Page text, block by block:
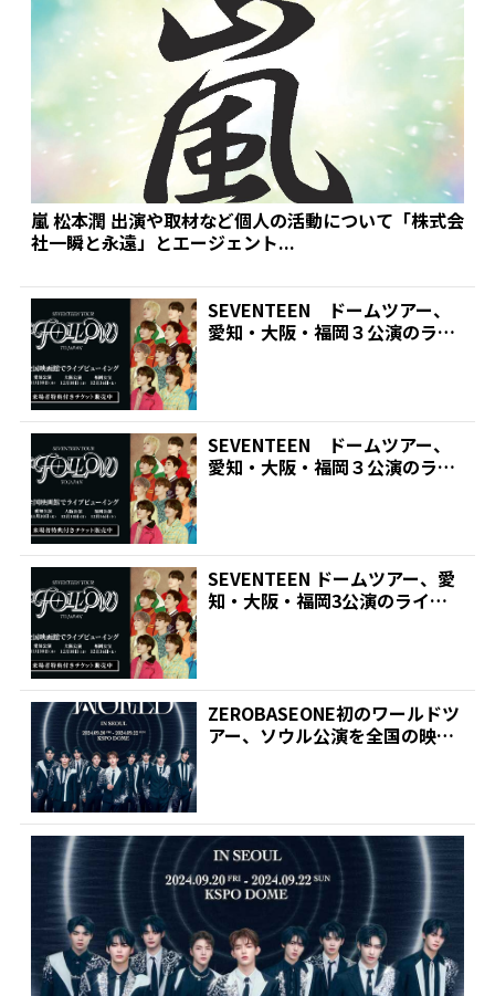
嵐 松本潤 出演や取材など個人の活動について「株式会
社一瞬と永遠」とエージェント...
SEVENTEEN ドームツアー、
愛知・大阪・福岡３公演のライ
SEVENTEEN ドームツアー、
愛知・大阪・福岡３公演のライ
SEVENTEEN ドームツアー、愛
知・大阪・福岡3公演のライブ
ZEROBASEONE初のワールドツ
アー、ソウル公演を全国の映画